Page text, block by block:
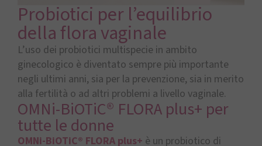
Probiotici per l’equilibrio
della flora vaginale
L’uso dei probiotici multispecie in ambito
ginecologico è diventato sempre più importante
negli ultimi anni, sia per la prevenzione, sia in merito
alla fertilità o ad altri problemi a livello vaginale.
OMNi-BiOTiC® FLORA plus+ per
tutte le donne
OMNi-BiOTiC® FLORA plus+ è un probiotico di